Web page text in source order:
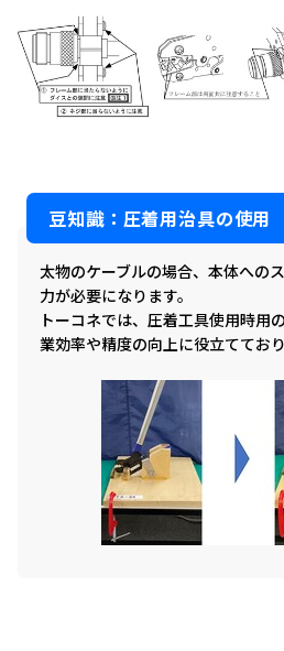
豆知識：圧着用治具の使用
太物のケーブルの場合、本体への
力が必要になります。
トーコネでは、圧着工具使用時用
業効率や精度の向上に役立てており